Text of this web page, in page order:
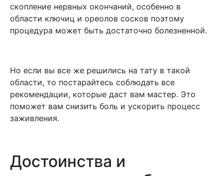
скопление нервных окончаний, особенно в
области ключиц и ореолов сосков поэтому
процедура может быть достаточно болезненной.
Но если вы все же решились на тату в такой
области, то постарайтесь соблюдать все
рекомендации, которые даст вам мастер. Это
поможет вам снизить боль и ускорить процесс
заживления.
Достоинства и